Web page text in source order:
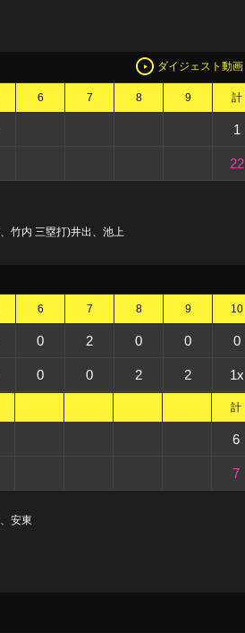
ダイジェスト動画
6 7 8 9 計
1
22
竹内 三塁打)井出、池上
6 7 8 9 10
0 2 0 0 0
0 0 2 2 1x
計
6
7
安東